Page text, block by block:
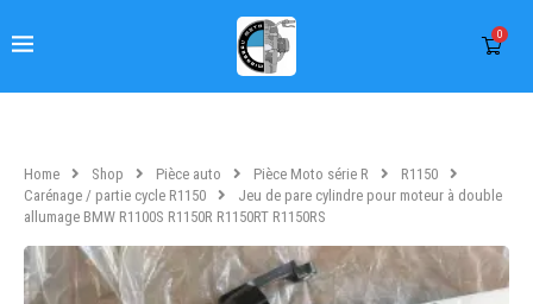
0
Home Shop Pièce auto Pièce Moto série R
R1150
Carénage / partie cycle R1150
Jeu de pare cylindre pour moteur à double
allumage BMW R1100S R1150R R1150RT R1150RS